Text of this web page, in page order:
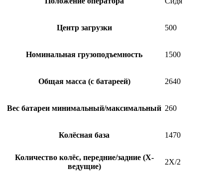
Центр загрузки 500
Номинальная грузоподъемность 1500
Общая масса (с батареей) 2640
Вес батареи минимальный/максимальный 260
Колёсная база 1470
Количество колёс, передние/задние (Х-
ведущие)
2X/2